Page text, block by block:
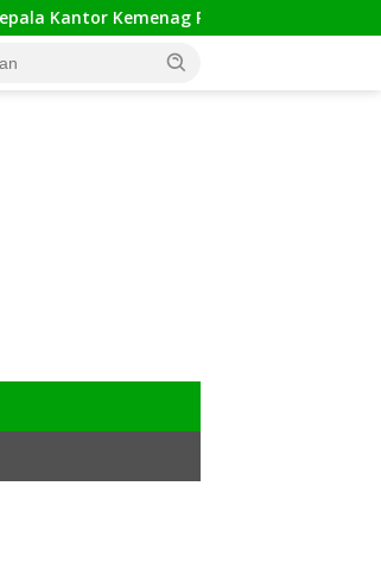
Kantor Kemenag Pangandaran Apresiasi